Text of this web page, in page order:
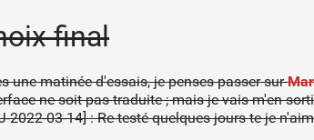
final
une matinée d'essais, je penses passer sur
ne soit pas traduite ; mais je vais m'en
2022-03-14] : Re-testé quelques jours te je